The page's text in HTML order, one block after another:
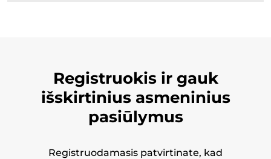
Registruokis ir gauk
išskirtinius asmeninius
pasiūlymus
Registruodamasis patvirtinate, kad